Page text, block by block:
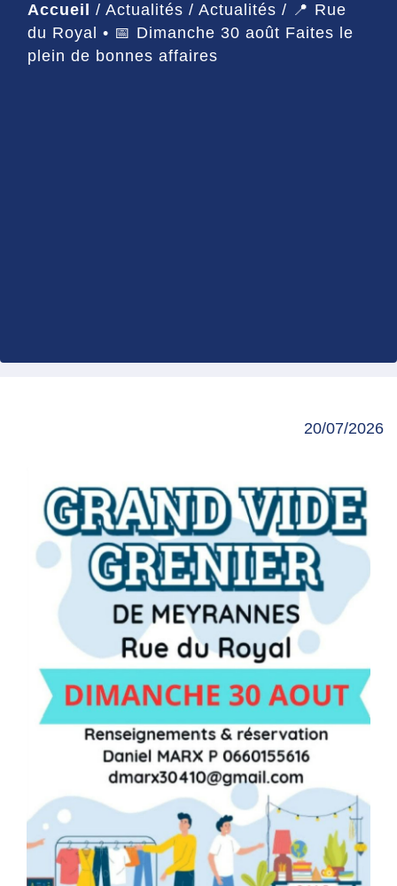
Accueil / Actualités / Actualités / 📍 Rue
du Royal • 📅 Dimanche 30 août Faites le
plein de bonnes affaires
20/07/2026